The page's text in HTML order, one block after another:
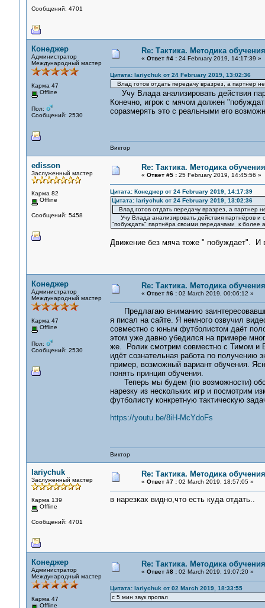
Сообщений: 4701
Конеджер
Администратор
Международный мастер
Карма 47
Offline
Пол:
Сообщений: 2530
Re: Тактика. Методика обучения
« Ответ #4 :24 February 2019, 14:17:39 »
Цитата: lariychuk от 24 February 2019, 13:02:36
Влад готов отдать передачу вразрез, а партнер
Учу Влада анализировать действия
Конечно, игрок с мячом должен
соразмерять это с реальными его
Виктор
edisson
Заслуженный мастер
Карма 82
Offline
Сообщений: 5458
Re: Тактика. Методика обучения
« Ответ #5 :25 February 2019, 14:45:56 »
Цитата: Конеджер от 24 February 2019, 14:17:39
Цитата: lariychuk от 24 February 2019, 13:02:36
Влад готов отдать передачу вразрез, а партнер
Учу Влада анализировать действия партнёров и
"побуждать" партнёра своими передачами к более
Движение без мяча тоже " побуждает". И
Конеджер
Администратор
Международный мастер
Карма 47
Offline
Пол:
Сообщений: 2530
Re: Тактика. Методика обучения
« Ответ #6 :02 March 2019, 00:06:12 »
Предлагаю вниманию
я писал на сайте. Я немного озвучил
совместно с юным футболистом даёт
этом уже давно убедился на примере
же. Ролик смотрим совместно с Тимом и
идёт сознательная работа по получению
пример, возможный вариант обучения.
понять принцип обучения.
Теперь мы будем (по возможности)
нарезку из нескольких игр и посмотрим
футболисту конкретную тактическую
https://youtu.be/8iH-McYdoFs
Виктор
lariychuk
Заслуженный мастер
Карма 139
Offline
Сообщений: 4701
Re: Тактика. Методика обучения
« Ответ #7 :02 March 2019, 18:57:05 »
в нарезках видно,что есть куда отдать..
Конеджер
Администратор
Международный мастер
Карма 47
Offline
Re: Тактика. Методика обучения
« Ответ #8 :02 March 2019, 19:07:20 »
Цитата: lariychuk от 02 March 2019, 18:33:55
c 5 мин звук пропал